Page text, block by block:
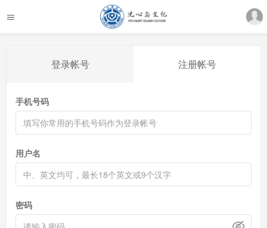
登录帐号 注册帐号
手机号码
用户名
密码